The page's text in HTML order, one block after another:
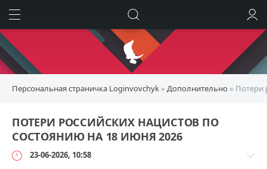
Персональная страничка Loginvovchyk » Дополнительно » Потери
ПОТЕРИ РОССИЙСКИХ НАЦИСТОВ ПО
СОСТОЯНИЮ НА 18 ИЮНЯ 2026
23-06-2026, 10:58